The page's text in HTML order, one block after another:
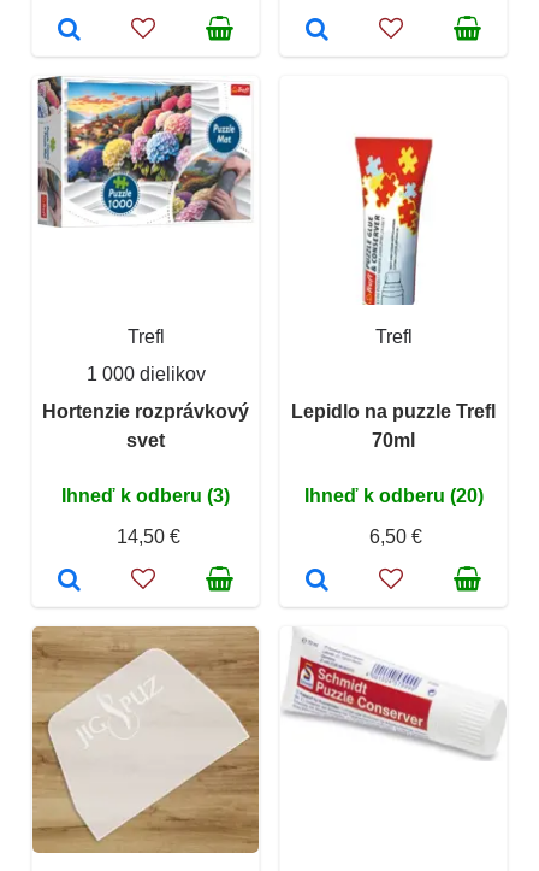
Trefl
1 000 dielikov
Hortenzie rozprávkový
svet
Ihneď k odberu (3)
14,50 €
Trefl
Lepidlo na puzzle Trefl
70ml
Ihneď k odberu (20)
6,50 €